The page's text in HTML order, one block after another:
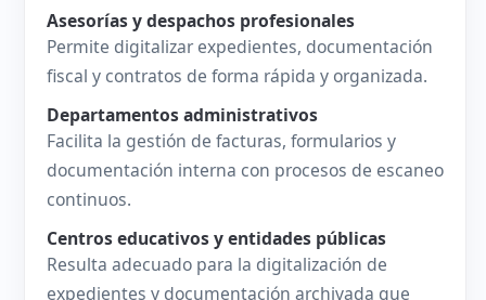
Asesorías y despachos profesionales
Permite digitalizar expedientes, documentación
fiscal y contratos de forma rápida y organizada.
Departamentos administrativos
Facilita la gestión de facturas, formularios y
documentación interna con procesos de escaneo
continuos.
Centros educativos y entidades públicas
Resulta adecuado para la digitalización de
expedientes y documentación archivada que